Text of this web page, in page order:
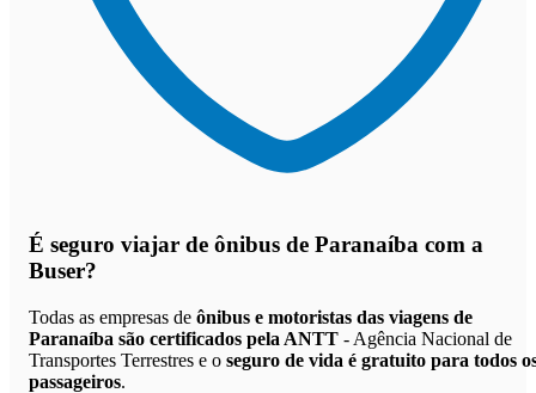
É seguro viajar de ônibus de Paranaíba com a
Buser?
Todas as empresas de ônibus e motoristas das viagens de
Paranaíba são certificados pela ANTT - Agência Nacional de
Transportes Terrestres e o seguro de vida é gratuito para todos
passageiros.